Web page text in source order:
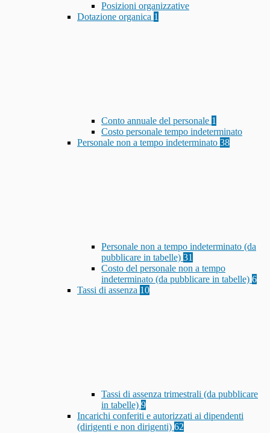
Posizioni organizzative
Dotazione organica 1
Conto annuale del personale 1
Costo personale tempo indeterminato
Personale non a tempo indeterminato 38
Personale non a tempo indeterminato (da
pubblicare in tabelle) 31
Costo del personale non a tempo
indeterminato (da pubblicare in tabelle) 6
Tassi di assenza 10
Tassi di assenza trimestrali (da pubblicare
in tabelle) 9
Incarichi conferiti e autorizzati ai dipendenti
(dirigenti e non dirigenti) 62